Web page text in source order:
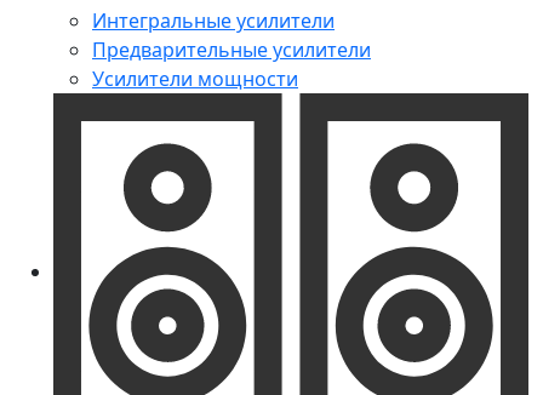
Интегральные усилители
Предварительные усилители
Усилители мощности